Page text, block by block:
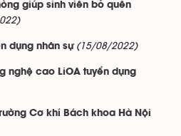
giúp sinh viên bỏ quên
dụng nhân sự (15/08/2022)
nghệ cao LiOA tuyển dụng
Cơ khí Bách khoa Hà Nội